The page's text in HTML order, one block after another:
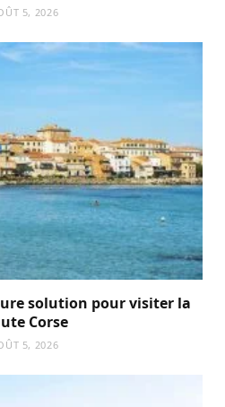
5, 2026
solution pour visiter la
Corse
5, 2026